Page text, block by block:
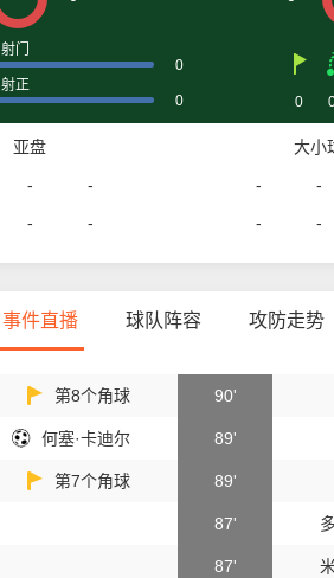
0
射门
0
射正
0
亚盘
-
-
- -
大小
-
-
-
-
事件直播 球队阵容 攻防走势
第8个角球 90'
何塞·卡迪尔 89'
第7个角球 89'
87'
87'